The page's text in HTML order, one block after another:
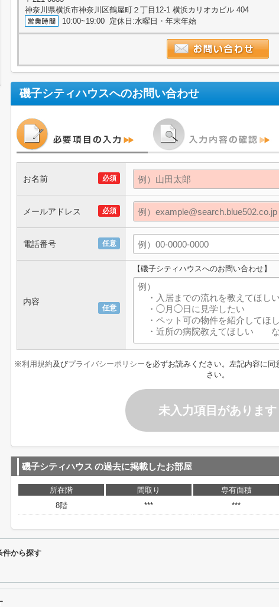
神奈川県横浜市神奈川区鶴屋町２丁目12-1 横浜カリオカビル 404
10:00~19:00 定休日:水曜日・年末年始
磯子シティハウスへのお問い合わせ
必須
お名前
必須
メールアドレス
任意
電話番号
任意
内容
【磯子シティハウスへのお問い合わせ】
※利用規約及びプライバシーポリシーを必ずお読みください。左記内容に
さい。
未入力項目があります
磯子シティハウス の過去に掲載したお部屋
所在階 間取り 専有面積
8階
*** ***
件から探す